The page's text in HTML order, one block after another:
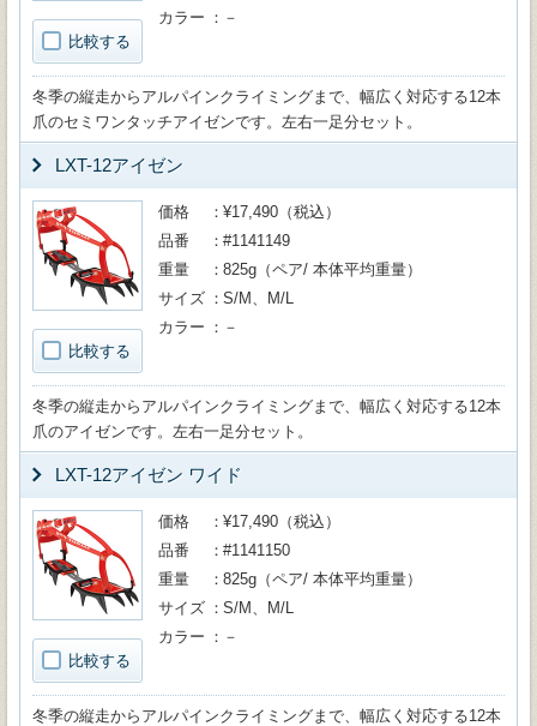
比較する
カラー
－
冬季の縦走からアルパインクライミングまで、幅広く対応する12本
爪のセミワンタッチアイゼンです。左右一足分セット。
LXT-12アイゼン
比較する
価格
¥17,490（税込）
品番
#1141149
重量
825g（ペア/ 本体平均重量）
サイズ
S/M、M/L
カラー
－
冬季の縦走からアルパインクライミングまで、幅広く対応する12本
爪のアイゼンです。左右一足分セット。
LXT-12アイゼン ワイド
比較する
価格
¥17,490（税込）
品番
#1141150
重量
825g（ペア/ 本体平均重量）
サイズ
S/M、M/L
カラー
－
冬季の縦走からアルパインクライミングまで、幅広く対応する12本